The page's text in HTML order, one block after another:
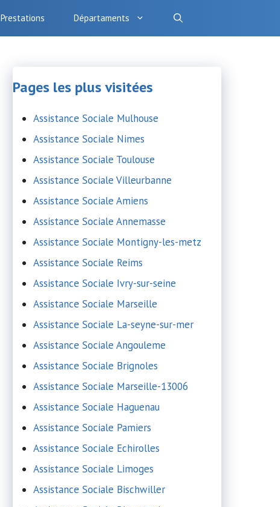
Prestations Départaments
Pages les plus visitées
Assistance Sociale Mulhouse
Assistance Sociale Nimes
Assistance Sociale Toulouse
Assistance Sociale Villeurbanne
Assistance Sociale Amiens
Assistance Sociale Annemasse
Assistance Sociale Montigny-les-metz
Assistance Sociale Reims
Assistance Sociale Ivry-sur-seine
Assistance Sociale Marseille
Assistance Sociale La-seyne-sur-mer
Assistance Sociale Angouleme
Assistance Sociale Brignoles
Assistance Sociale Marseille-13006
Assistance Sociale Haguenau
Assistance Sociale Pamiers
Assistance Sociale Echirolles
Assistance Sociale Limoges
Assistance Sociale Bischwiller